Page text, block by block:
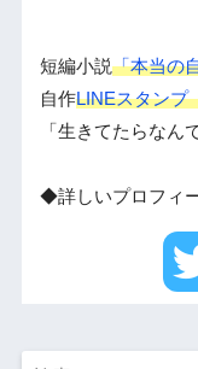
短編小説「本当の
自作LINEスタンプ
「生きてたらなん
◆詳しいプロフィ